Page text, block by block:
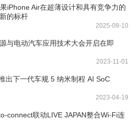
iPhone Air在超薄设计和具有竞争力的
的标杆
2025-09-10
与电动汽车应用技术大会开启在即
2023-11-01
出下一代车规 5 纳米制程 AI SoC
2023-04-19
connect联动LIVE JAPAN整合Wi-Fi连